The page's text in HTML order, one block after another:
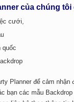
của chúng tôi
cưới,
quốc
Planner để cảm
bạn các mẫu